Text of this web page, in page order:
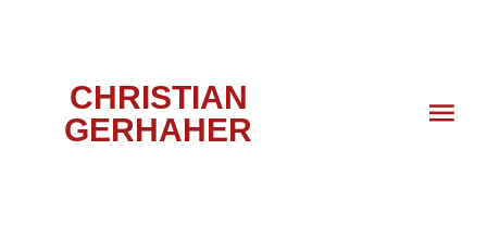
CHRISTIAN
GERHAHER